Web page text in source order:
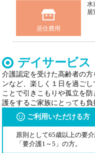
居住費用
水
居
デイサービス
介護認定を受けた高齢者の
ンなど、楽しく１日を過ご
ことで引きこもりや孤立を
護をするご家族にとっても負
ご利用いただける方
原則として65歳以上の要
「要介護1～5」の方。